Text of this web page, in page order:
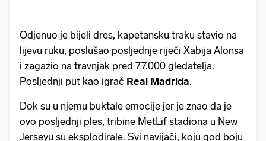
Odjenuo je bijeli dres, kapetansku traku stavio na
lijevu ruku, poslušao posljednje riječi Xabija Alonsa
i zagazio na travnjak pred 77.000 gledatelja.
Posljednji put kao igrač Real Madrida.
Dok su u njemu buktale emocije jer je znao da je
ovo posljednji ples, tribine MetLif stadiona u New
Jerseyu su eksplodirale. Svi navijači, koju god boju